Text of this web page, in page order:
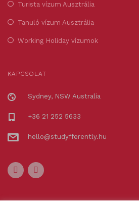
Turista vízum Ausztrália
Tanuló vízum Ausztrália
Working Holiday vízumok
KAPCSOLAT
Sydney, NSW Australia
+36 21 252 5633
hello@studyfferently.hu